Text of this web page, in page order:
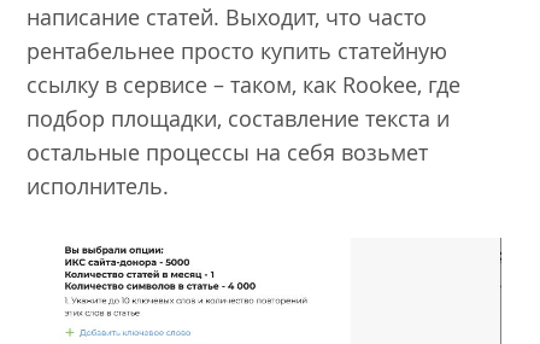
написание статей. Выходит, что часто
рентабельнее просто купить статейную
ссылку в сервисе – таком, как Rookee, где
подбор площадки, составление текста и
остальные процессы на себя возьмет
исполнитель.